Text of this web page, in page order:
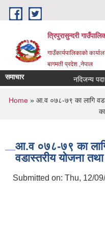
Skip to main content
त्रिपुरासुन्दरी
गाउँकार्यपालिकाको
बागमती प्रदेश ,नेपाल
समाचार
You are here
Home » आ.व ०७८-७९ का लागि
आ.व ०७८-७९ का
वडास्तरीय योजना
Submitted on: Thu, 12/